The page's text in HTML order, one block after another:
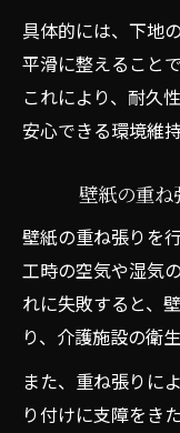
具体的には、下地
平滑に整えること
これにより、耐久
安心できる環境維
壁紙の重ね
壁紙の重ね張りを
工時の空気や湿気
れに失敗すると、
り、介護施設の衛
また、重ね張りに
り付けに支障をき